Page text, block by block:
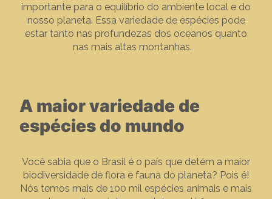
importante para o equilíbrio do ambiente local e do
nosso planeta. Essa variedade de espécies pode
estar tanto nas profundezas dos oceanos quanto
nas mais altas montanhas.
A maior variedade de
espécies do mundo
Você sabia que o Brasil é o país que detém a maior
biodiversidade de flora e fauna do planeta? Pois é!
Nós temos mais de 100 mil espécies animais e mais